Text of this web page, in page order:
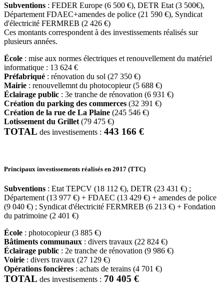
Subventions : FEDER Europe (6 500 €), DETR Etat (3 500€),
Département FDAEC+amendes de police (21 590 €), Syndicat
d'électricité FERMREB (2 426 €)
Ces montants correspondent à des investissements réalisés sur
plusieurs années.
École : mise aux normes électriques et renouvellement du matériel
informatique : 13 624 €
Préfabriqué : rénovation du sol (27 350 €)
Mairie : renouvellemnt du photocopieur (5 688 €)
Éclairage public : 3e tranche de rénovation (6 931 €)
Création du parking des commerces (32 391 €)
Création de la rue de La Plaine (245 546 €)
Lotissement du Grillet (79 475 €)
TOTAL des investisements : 443 166 €
Principaux investissements réalisés en 2017 (TTC)
Subventions : Etat TEPCV (18 112 €), DETR (23 431 €) ;
Département (13 977 €) + FDAEC (13 429 €) + amendes de police
(9 040 €) ; Syndicat d'électricité FERMREB (6 213 €) + Fondation
du patrimoine (2 401 €)
École : photocopieur (3 885 €)
Bâtiments communaux : divers travaux (22 824 €)
Éclairage public : 2e tranche de rénovation (9 986 €)
Voirie : divers travaux (27 129 €)
Opérations foncières : achats de terains (4 701 €)
TOTAL des investisements : 70 405 €